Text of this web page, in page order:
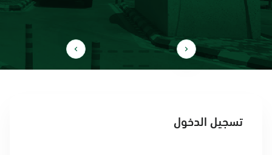
تسجيل الدخول